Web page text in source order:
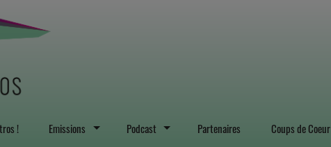
! Emissions Podcast Partenaires Coups de Coeur